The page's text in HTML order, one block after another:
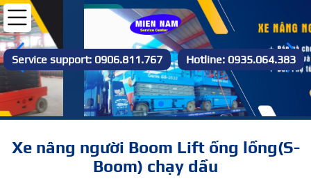
Hotline: 0935.064.383
Service support: 0906.811.767
Xe nâng người Boom Lift ống lồng(S-
Boom) chạy dầu